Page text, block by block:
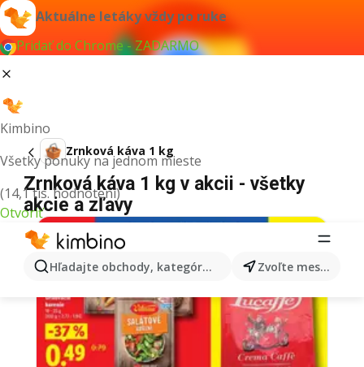
Aktuálne letáky vždy po ruke
Pridať do Chrome - ZADARMO
Kimbino
Všetky ponuky na jednom mieste
(14,1 tis. hodnotení)
Otvoriť
Hľadajte obchody, kategórie, produkty... Zvoľte mesto
Zrnková káva 1 kg
Zrnková káva 1 kg v akcii - všetky
akcie a zľavy